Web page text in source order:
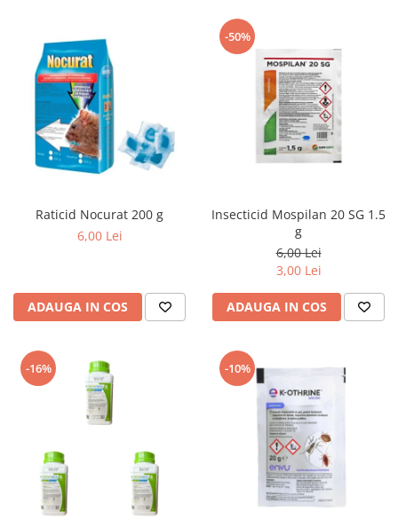
Raticid Nocurat 200 g
6,00 Lei
ADAUGA IN COS
-50%
Insecticid Mospilan 20 SG 1.5
g
6,00 Lei
3,00 Lei
ADAUGA IN COS
-16% -10%